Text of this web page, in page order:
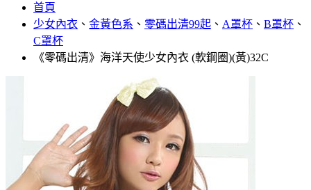
首頁
少女內衣 、 金黃色系 、 零碼出清99起 、 A罩杯 、 B罩杯 、
C罩杯
《零碼出清》海洋天使少女內衣 (軟鋼圈)(黃)32C